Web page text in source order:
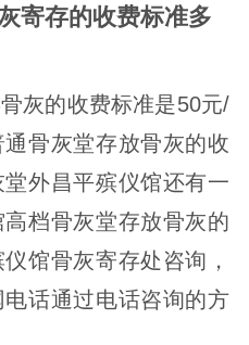
寄存的收费标准多
灰的收费标准是50元/
骨灰堂存放骨灰的收
外昌平殡仪馆还有一
档骨灰堂存放骨灰的
馆骨灰寄存处咨询，
话通过电话咨询的方